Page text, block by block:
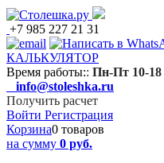
+7 985 227 21 31
КАЛЬКУЛЯТОР
Время работы:: Пн-Пт 10-18
info@stoleshka.ru
Получить расчет
Войти Регистрация
Корзина0 товаров
на сумму 0 руб.